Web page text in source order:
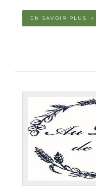
EN SAVOIR PLUS